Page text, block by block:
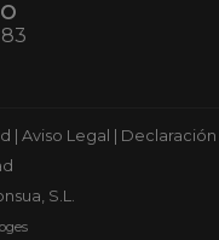
Aviso Legal
Declaración
S.L.